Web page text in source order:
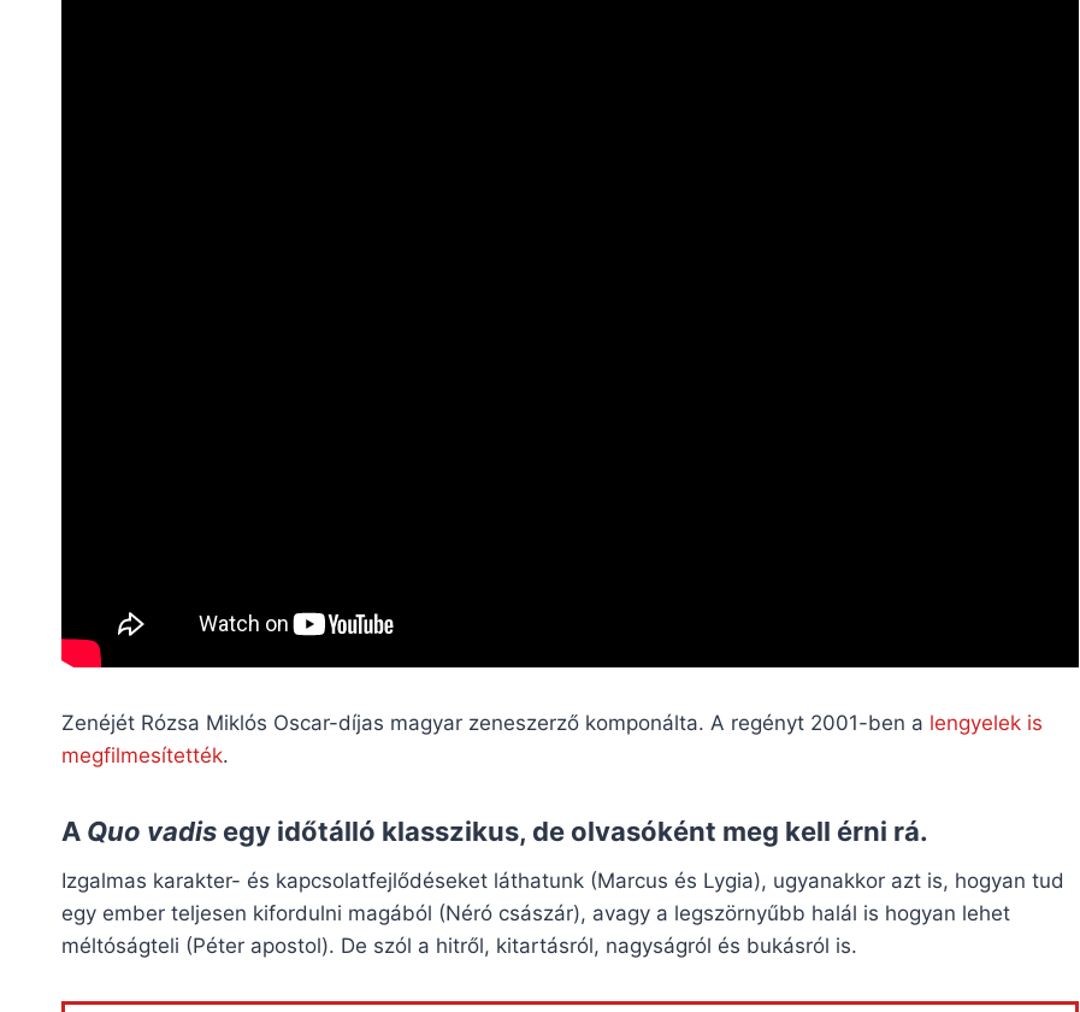
Zenéjét Rózsa Miklós Oscar-díjas magyar zeneszerző komponálta. A regényt 2001-ben a lengyelek is
megfilmesítették.
A Quo vadis egy időtálló klasszikus, de olvasóként meg kell érni rá.
Izgalmas karakter- és kapcsolatfejlődéseket láthatunk (Marcus és Lygia), ugyanakkor azt is, hogyan tud
egy ember teljesen kifordulni magából (Néró császár), avagy a legszörnyűbb halál is hogyan lehet
méltóságteli (Péter apostol). De szól a hitről, kitartásról, nagyságról és bukásról is.